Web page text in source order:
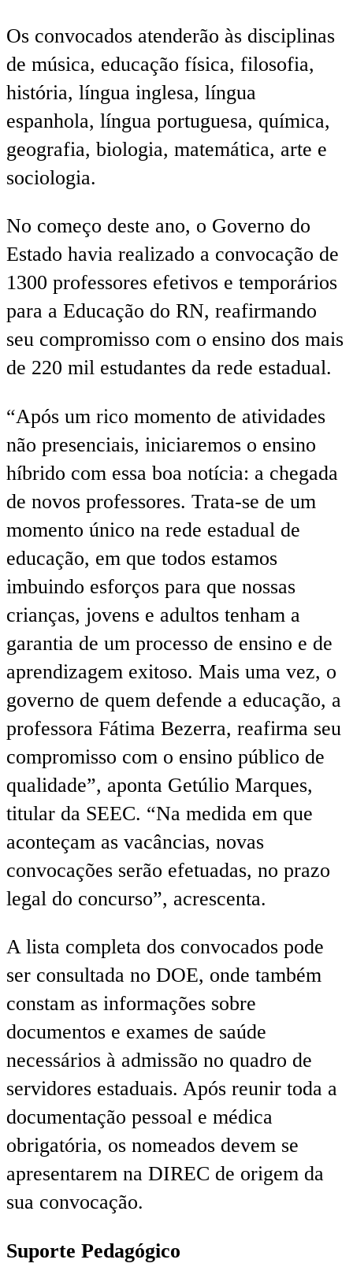
Os convocados atenderão às disciplinas
de música, educação física, filosofia,
história, língua inglesa, língua
espanhola, língua portuguesa, química,
geografia, biologia, matemática, arte e
sociologia.
No começo deste ano, o Governo do
Estado havia realizado a convocação de
1300 professores efetivos e temporários
para a Educação do RN, reafirmando
seu compromisso com o ensino dos mais
de 220 mil estudantes da rede estadual.
“Após um rico momento de atividades
não presenciais, iniciaremos o ensino
híbrido com essa boa notícia: a chegada
de novos professores. Trata-se de um
momento único na rede estadual de
educação, em que todos estamos
imbuindo esforços para que nossas
crianças, jovens e adultos tenham a
garantia de um processo de ensino e de
aprendizagem exitoso. Mais uma vez, o
governo de quem defende a educação, a
professora Fátima Bezerra, reafirma seu
compromisso com o ensino público de
qualidade”, aponta Getúlio Marques,
titular da SEEC. “Na medida em que
aconteçam as vacâncias, novas
convocações serão efetuadas, no prazo
legal do concurso”, acrescenta.
A lista completa dos convocados pode
ser consultada no DOE, onde também
constam as informações sobre
documentos e exames de saúde
necessários à admissão no quadro de
servidores estaduais. Após reunir toda a
documentação pessoal e médica
obrigatória, os nomeados devem se
apresentarem na DIREC de origem da
sua convocação.
Suporte Pedagógico